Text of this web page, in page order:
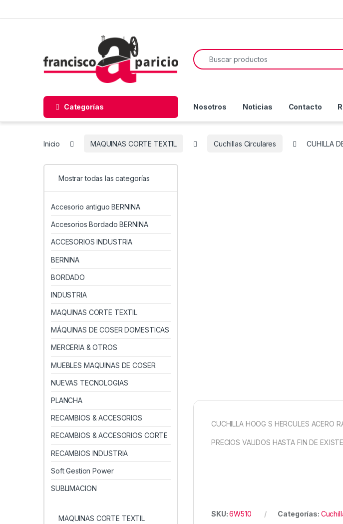
Search for:
Categorías Nosotros Noticias Contacto
Inicio MAQUINAS CORTE TEXTIL Cuchillas Circulares CUHILLA
CUCHILLA HOOG S HERCULES ACERO
PRECIOS VALIDOS HASTA FIN DE
SKU:6W510 Categorías:
Mostrar todas las categorías
Accesorio antiguo BERNINA
Accesorios Bordado BERNINA
ACCESORIOS INDUSTRIA
BERNINA
BORDADO
INDUSTRIA
MAQUINAS CORTE TEXTIL
MÁQUINAS DE COSER DOMESTICAS
MERCERIA & OTROS
MUEBLES MAQUINAS DE COSER
NUEVAS TECNOLOGIAS
PLANCHA
RECAMBIOS & ACCESORIOS
RECAMBIOS & ACCESORIOS CORTE
RECAMBIOS INDUSTRIA
Soft Gestion Power
SUBLIMACION
MAQUINAS CORTE TEXTIL